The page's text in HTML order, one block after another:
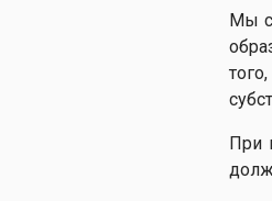
Мы
При